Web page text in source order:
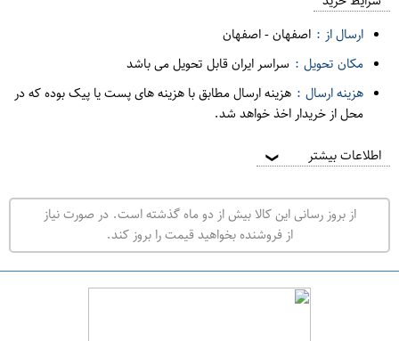
ر
ت
ه
ر
ا
ارسال از : اصفهان-اصفهان
مکان تحویل : سراسر ایران قابل تحویل می باشد
هزینه ارسال : هزینه ارسال مطابق با هزینه های پست یا پیک بوده که در
محل از خریدار اخذ خواهد شد.
اطلاعات بیشتر ❯
از بروز رسانی این کالا بیش از دو ماه گذشته است. در صورت نیاز
از فروشنده بخواهید قیمت را بروز کند.